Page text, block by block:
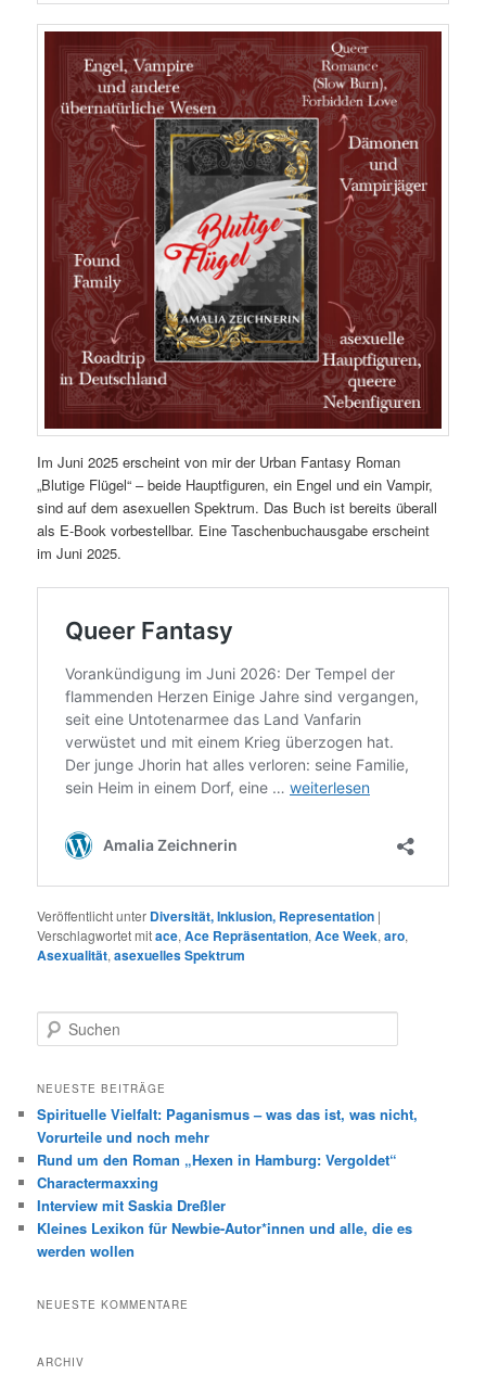
Im Juni 2025 erscheint von mir der Urban Fantasy Roman
„Blutige Flügel“ – beide Hauptfiguren, ein Engel und ein Vampir,
sind auf dem asexuellen Spektrum. Das Buch ist bereits überall
als E-Book vorbestellbar. Eine Taschenbuchausgabe erscheint
im Juni 2025.
Veröffentlicht unter Diversität, Inklusion, Representation |
Verschlagwortet mitace,Ace Repräsentation,Ace Week,aro,
Asexualität,asexuelles Spektrum
u
h
n
NEUESTE BEITRÄGE
Spirituelle Vielfalt: Paganismus – was das ist, was nicht,
Vorurteile und noch mehr
Rund um den Roman „Hexen in Hamburg: Vergoldet“
Charactermaxxing
Interview mit Saskia Dreßler
Kleines Lexikon für Newbie-Autor*innen und alle, die es
werden wollen
NEUESTE KOMMENTARE
ARCHIV